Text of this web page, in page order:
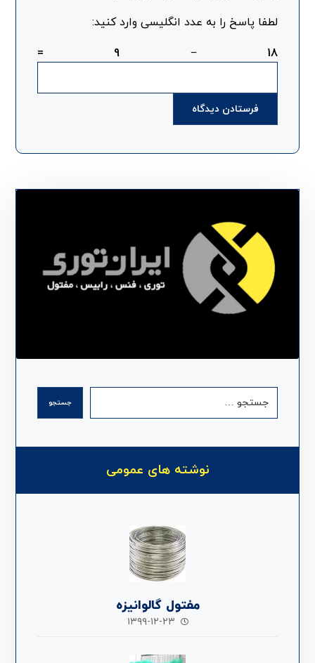
لطفا پاسخ را به عدد انگلیسی وارد کنید:
18 − 9 =
فرستادن دیدگاه
جستجو
نوشته های عمومی
مفتول گالوانیزه
۱۳۹۹-۱۲-۲۳